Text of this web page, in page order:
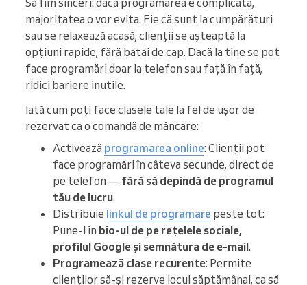
Să fim sinceri: dacă programarea e complicată,
majoritatea o vor evita. Fie că sunt la cumpărături
sau se relaxează acasă, clienții se așteaptă la
opțiuni rapide, fără bătăi de cap. Dacă la tine se pot
face programări doar la telefon sau față în față,
ridici bariere inutile.
Iată cum poți face clasele tale la fel de ușor de
rezervat ca o comandă de mâncare:
Activează programarea online: Clienții pot
face programări în câteva secunde, direct de
pe telefon — fără să depindă de programul
tău de lucru.
Distribuie linkul de programare peste tot:
Pune-l în bio-ul de pe rețelele sociale,
profilul Google și semnătura de e-mail.
Programează clase recurente: Permite
clienților să-și rezerve locul săptămânal, ca să